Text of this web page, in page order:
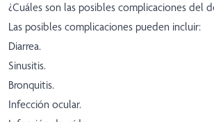
¿Cuáles son las posibles complicaciones del
Las posibles complicaciones pueden incluir:
Diarrea.
Sinusitis.
Bronquitis.
Infección ocular.